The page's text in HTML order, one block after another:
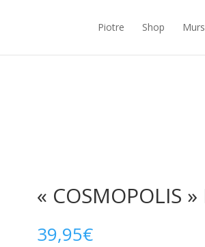
Piotre Shop Murs
« COSMOPOLIS
39,95€